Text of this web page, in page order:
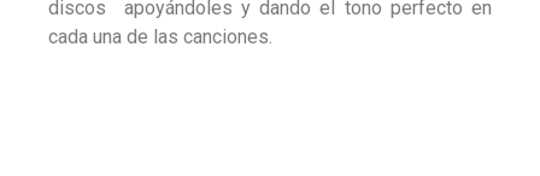
discos apoyándoles y dando el tono perfecto en
cada una de las canciones.